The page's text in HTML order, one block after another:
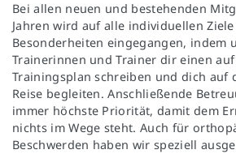
Bei allen neuen und bestehenden
Jahren wird auf alle individuellen
Besonderheiten eingegangen, indem
Trainerinnen und Trainer dir einen
Trainingsplan schreiben und dich auf
Reise begleiten. Anschließende
immer höchste Priorität, damit dem
nichts im Wege steht. Auch für
Beschwerden haben wir speziell